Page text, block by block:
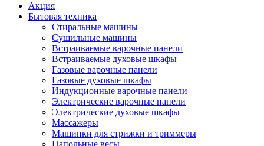
Акция
Бытовая техника
Стиральные машины
Сушильные машины
Встраиваемые варочные панели
Встраиваемые духовые шкафы
Газовые варочные панели
Газовые духовые шкафы
Индукционные варочные панели
Электрические варочные панели
Электрические духовые шкафы
Массажеры
Машинки для стрижки и триммеры
Напольные весы